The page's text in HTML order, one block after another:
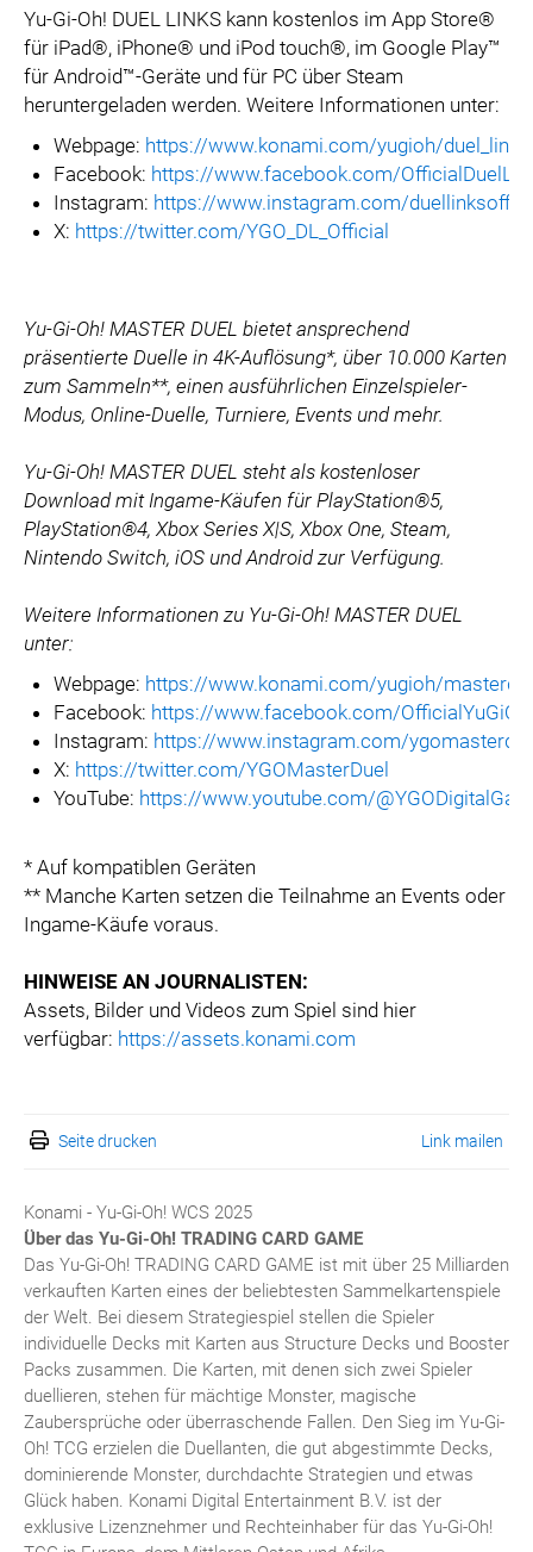
Yu-Gi-Oh! DUEL LINKS kann kostenlos im App Store®
für iPad®, iPhone® und iPod touch®, im Google Play™
für Android™-Geräte und für PC über Steam
heruntergeladen werden. Weitere Informationen unter:
Webpage: https://www.konami.com/yugioh/
Facebook: https://www.facebook.com/
Instagram: https://www.instagram.com/
X: https://twitter.com/YGO_DL_Official
Yu-Gi-Oh! MASTER DUEL bietet ansprechend
präsentierte Duelle in 4K-Auflösung*, über 10.000 Karten
zum Sammeln**, einen ausführlichen Einzelspieler-
Modus, Online-Duelle, Turniere, Events und mehr.
Yu-Gi-Oh! MASTER DUEL steht als kostenloser
Download mit Ingame-Käufen für PlayStation®5,
PlayStation®4, Xbox Series X|S, Xbox One, Steam,
Nintendo Switch, iOS und Android zur Verfügung.
Weitere Informationen zu Yu-Gi-Oh! MASTER DUEL
unter:
Webpage: https://www.konami.com/yugioh/
Facebook: https://www.facebook.com/
Instagram: https://www.instagram.com/
X: https://twitter.com/YGOMasterDuel
YouTube: https://www.youtube.com/
* Auf kompatiblen Geräten
** Manche Karten setzen die Teilnahme an Events oder
Ingame-Käufe voraus.
HINWEISE AN JOURNALISTEN:
Assets, Bilder und Videos zum Spiel sind hier
verfügbar: https://assets.konami.com
Seite drucken Link mailen
Konami - Yu-Gi-Oh! WCS 2025
Über das Yu-Gi-Oh! TRADING CARD GAME
Das Yu-Gi-Oh! TRADING CARD GAME ist mit über 25 Milliarden
verkauften Karten eines der beliebtesten Sammelkartenspiele
der Welt. Bei diesem Strategiespiel stellen die Spieler
individuelle Decks mit Karten aus Structure Decks und Booster
Packs zusammen. Die Karten, mit denen sich zwei Spieler
duellieren, stehen für mächtige Monster, magische
Zaubersprüche oder überraschende Fallen. Den Sieg im Yu-Gi-
Oh! TCG erzielen die Duellanten, die gut abgestimmte Decks,
dominierende Monster, durchdachte Strategien und etwas
Glück haben. Konami Digital Entertainment B.V. ist der
exklusive Lizenznehmer und Rechteinhaber für das Yu-Gi-Oh!